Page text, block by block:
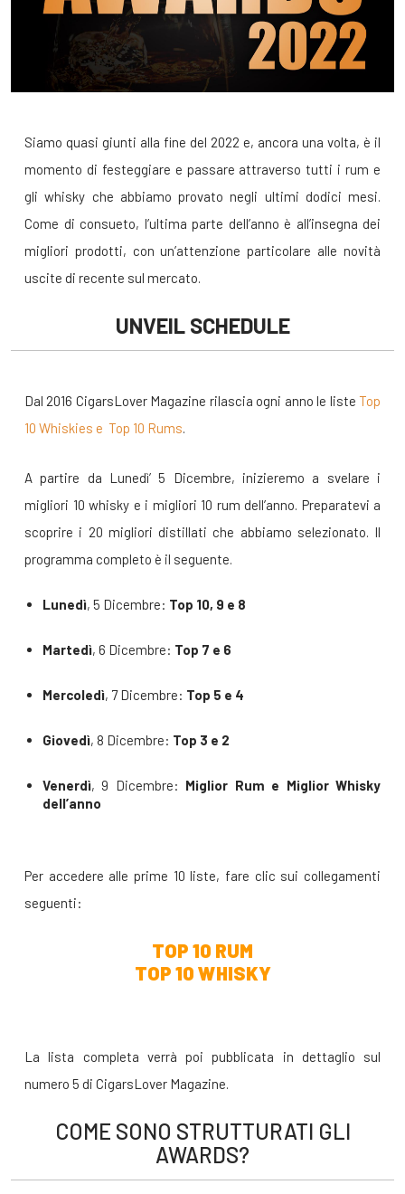
Siamo quasi giunti alla fine del 2022 e, ancora una volta, è il
momento di festeggiare e passare attraverso tutti i rum e
gli whisky che abbiamo provato negli ultimi dodici mesi.
Come di consueto, l’ultima parte dell’anno è all’insegna dei
migliori prodotti, con un’attenzione particolare alle novità
uscite di recente sul mercato.
UNVEIL SCHEDULE
Dal 2016 CigarsLover Magazine rilascia ogni anno le liste Top
10 Whiskies e Top 10 Rums.
A partire da Lunedì’ 5 Dicembre, inizieremo a svelare i
migliori 10 whisky e i migliori 10 rum dell’anno. Preparatevi a
scoprire i 20 migliori distillati che abbiamo selezionato. Il
programma completo è il seguente.
Lunedì, 5 Dicembre: Top 10, 9 e 8
Martedì, 6 Dicembre: Top 7 e 6
Mercoledì, 7 Dicembre: Top 5 e 4
Giovedì, 8 Dicembre: Top 3 e 2
Venerdì, 9 Dicembre: Miglior Rum e Miglior Whisky
dell’anno
Per accedere alle prime 10 liste, fare clic sui collegamenti
seguenti:
TOP 10 RUM
TOP 10 WHISKY
La lista completa verrà poi pubblicata in dettaglio sul
numero 5 di CigarsLover Magazine.
COME SONO STRUTTURATI GLI
AWARDS?